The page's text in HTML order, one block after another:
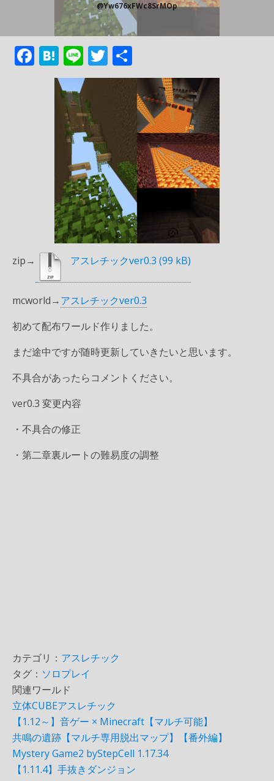
@yw676xFWc8SrMOp
F H
at
e
n
a
Li
n
e
T
w 有
zip→ アスレチックver0.3
mcworld→アスレチックver0.3
初めて配布ワールド作りました。
まだ途中ですが随時更新していきたいと思います。
不具合があったらコメントください。
ver0.3 変更内容
・不具合の修正
・第二章裏ルートの難易度の調整
カテゴリ： アスレチック
タグ： ソロプレイ
関連ワールド
立体CUBEアスレチック
【1.12～】音ゲー × Minecraft【マルチ可能】
共鳴の遺跡【マルチ専用脱出マップ】【番外編】
Mystery Game2 byStepCell 1.17.34
【1.11.4】手抜きダンジョン